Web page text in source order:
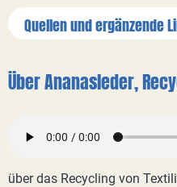
Quellen und ergänzende
Über Ananasleder,
über das Recycling von